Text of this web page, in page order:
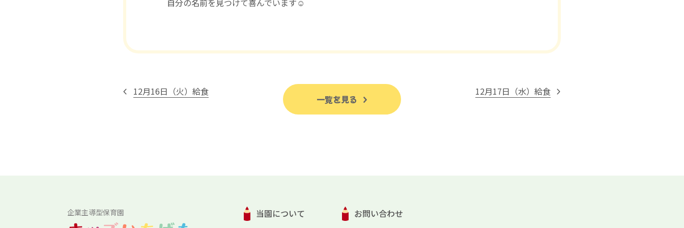
自分の名前を見つけて喜んでいます☺️
12月16日（火）給食 12月17日（水）給食
一覧を見る
企業主導型保育園 当園について お問い合わせ